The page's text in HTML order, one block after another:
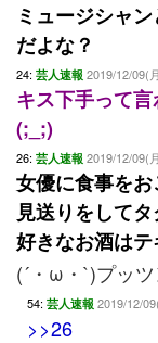
ミュージシャ
だよな？
24: 芸人速報 2019/12/09(
キス下手って
(;_;)
26: 芸人速報 2019/12/09(
女優に食事を
見送りをして
好きなお酒は
(´・ω・`)プッ
54: 芸人速報 2019/12/
>>26